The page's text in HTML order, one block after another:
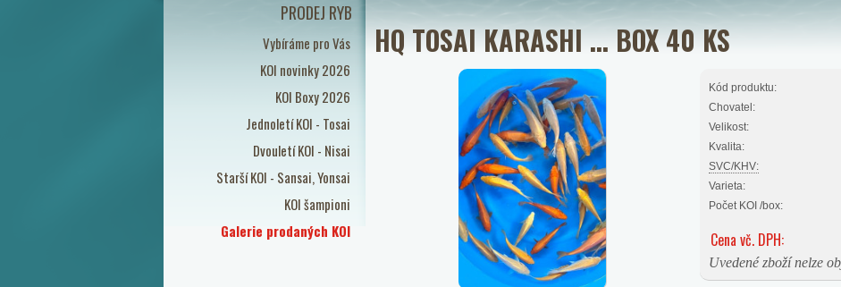
PRODEJ RYB
Vybíráme pro Vás
KOI novinky 2026
KOI Boxy 2026
Jednoletí KOI - Tosai
Dvouletí KOI - Nisai
Starší KOI - Sansai, Yonsai
KOI šampioni
Galerie prodaných KOI
HQ TOSAI KARASHI ... BOX 40 KS
Kód produktu:
Chovatel:
Velikost:
Kvalita:
SVC/KHV:
Varieta:
Počet KOI /box:
Cena vč. DPH:
Uvedené zboží nelze